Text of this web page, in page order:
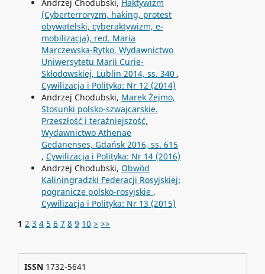
Andrzej Chodubski, Haktywizm
(Cyberterroryzm, haking, protest
obywatelski, cyberaktywizm, e-
mobilizacja), red. Maria
Marczewska-Rytko, Wydawnictwo
Uniwersytetu Marii Curie-
Skłodowskiej, Lublin 2014, ss. 340 ,
Cywilizacja i Polityka: Nr 12 (2014)
Andrzej Chodubski, Marek Żejmo,
Stosunki polsko-szwajcarskie.
Przeszłość i teraźniejszość,
Wydawnictwo Athenae
Gedanenses, Gdańsk 2016, ss. 615
, Cywilizacja i Polityka: Nr 14 (2016)
Andrzej Chodubski, Obwód
Kaliningradzki Federacji Rosyjskiej:
pogranicze polsko-rosyjskie ,
Cywilizacja i Polityka: Nr 13 (2015)
1 2 3 4 5 6 7 8 9 10 > >>
ISSN1732-5641